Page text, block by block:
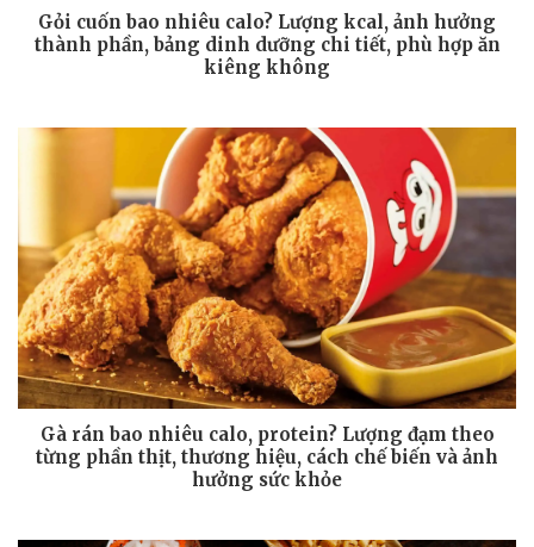
Gỏi cuốn bao nhiêu calo? Lượng kcal, ảnh hưởng
thành phần, bảng dinh dưỡng chi tiết, phù hợp ăn
kiêng không
Gà rán bao nhiêu calo, protein? Lượng đạm theo
từng phần thịt, thương hiệu, cách chế biến và ảnh
hưởng sức khỏe